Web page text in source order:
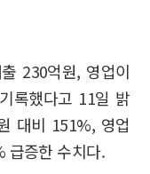
230억원, 영업이
록했다고 11일 밝
대비 151%, 영업
급증한 수치다.